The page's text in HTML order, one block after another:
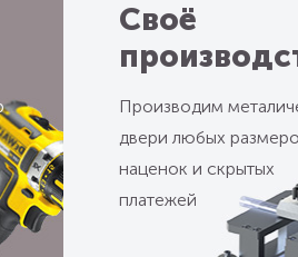
Своё
Производим
двери любых
наценок и скрытых
платежей